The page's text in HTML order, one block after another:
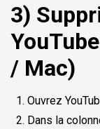
3)
/ Mac)
Ouvrez
Dans la